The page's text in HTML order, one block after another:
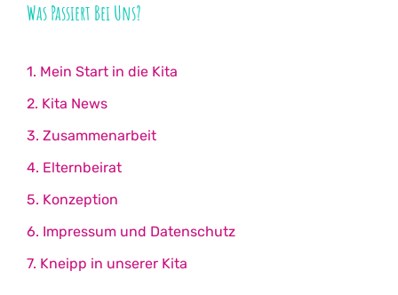
Was Passiert Bei Uns?
1. Mein Start in die Kita
2. Kita News
3. Zusammenarbeit
4. Elternbeirat
5. Konzeption
6. Impressum und Datenschutz
7. Kneipp in unserer Kita